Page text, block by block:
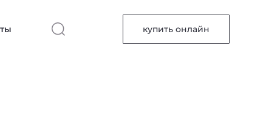
купить онлайн